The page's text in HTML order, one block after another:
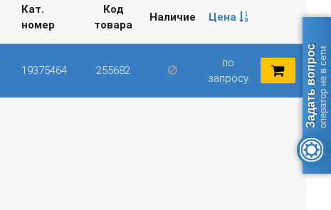
Кат.
номер
Код
товара
Наличие Цена
19375464 255682
по
запросу
Задать вопросоператор не в сети